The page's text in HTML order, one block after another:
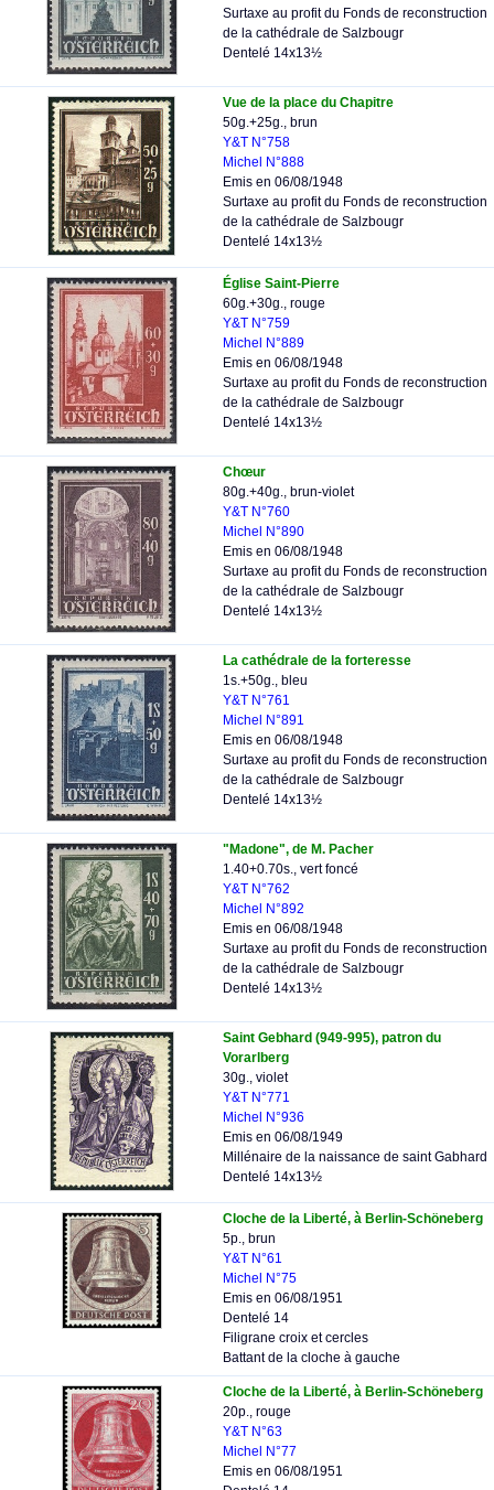
Surtaxe au profit du Fonds de reconstruction
de la cathédrale de Salzbougr
Dentelé 14x13½
Vue de la place du Chapitre
50g.+25g., brun
Y&T N°758
Michel N°888
Emis en 06/08/1948
Surtaxe au profit du Fonds de reconstruction
de la cathédrale de Salzbougr
Dentelé 14x13½
Église Saint-Pierre
60g.+30g., rouge
Y&T N°759
Michel N°889
Emis en 06/08/1948
Surtaxe au profit du Fonds de reconstruction
de la cathédrale de Salzbougr
Dentelé 14x13½
Chœur
80g.+40g., brun-violet
Y&T N°760
Michel N°890
Emis en 06/08/1948
Surtaxe au profit du Fonds de reconstruction
de la cathédrale de Salzbougr
Dentelé 14x13½
La cathédrale de la forteresse
1s.+50g., bleu
Y&T N°761
Michel N°891
Emis en 06/08/1948
Surtaxe au profit du Fonds de reconstruction
de la cathédrale de Salzbougr
Dentelé 14x13½
"Madone", de M. Pacher
1.40+0.70s., vert foncé
Y&T N°762
Michel N°892
Emis en 06/08/1948
Surtaxe au profit du Fonds de reconstruction
de la cathédrale de Salzbougr
Dentelé 14x13½
Saint Gebhard (949-995), patron du
Vorarlberg
30g., violet
Y&T N°771
Michel N°936
Emis en 06/08/1949
Millénaire de la naissance de saint Gabhard
Dentelé 14x13½
Cloche de la Liberté, à Berlin-Schöneberg
5p., brun
Y&T N°61
Michel N°75
Emis en 06/08/1951
Dentelé 14
Filigrane croix et cercles
Battant de la cloche à gauche
Cloche de la Liberté, à Berlin-Schöneberg
20p., rouge
Y&T N°63
Michel N°77
Emis en 06/08/1951